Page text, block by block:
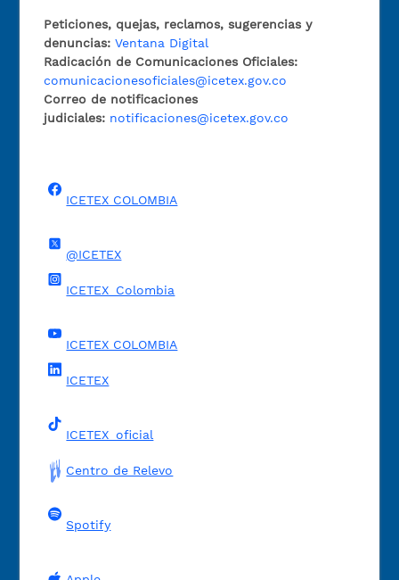
Peticiones, quejas, reclamos, sugerencias y
denuncias: Ventana Digital
Radicación de Comunicaciones Oficiales:
comunicacionesoficiales@icetex.gov.co
Correo de notificaciones
judiciales: notificaciones@icetex.gov.co
ICETEX COLOMBIA
@ICETEX
ICETEX_Colombia
ICETEX COLOMBIA
ICETEX
ICETEX_oficial
Centro de Relevo
Spotify